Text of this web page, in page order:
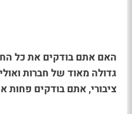
האם אתם בודקים את כל
גדולה מאוד של חברות
ציבורי, אתם בודקים פחות